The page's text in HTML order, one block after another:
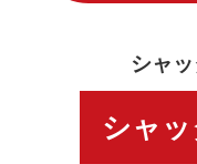
シャ
シャ